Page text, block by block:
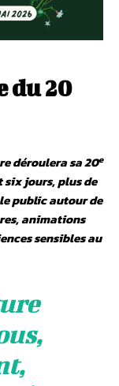
du 20
déroulera sa 20e
six jours, plus de
public autour de
animations
sensibles au